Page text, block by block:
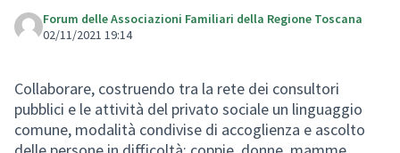
Forum delle Associazioni Familiari della Regione Toscana
02/11/2021 19:14
Collaborare, costruendo tra la rete dei consultori
pubblici e le attività del privato sociale un linguaggio
comune, modalità condivise di accoglienza e ascolto